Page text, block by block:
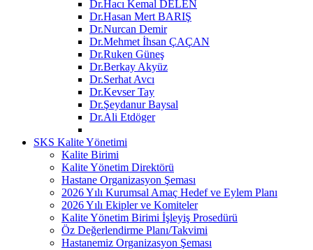
Dr.Hacı Kemal DELEN
Dr.Hasan Mert BARIŞ
Dr.Nurcan Demir
Dr.Mehmet İhsan ÇAÇAN
Dr.Ruken Güneş
Dr.Berkay Akyüz
Dr.Serhat Avcı
Dr.Kevser Tay
Dr.Şeydanur Baysal
Dr.Ali Etdöger
SKS Kalite Yönetimi
Kalite Birimi
Kalite Yönetim Direktörü
Hastane Organizasyon Şeması
2026 Yılı Kurumsal Amaç Hedef ve Eylem Planı
2026 Yılı Ekipler ve Komiteler
Kalite Yönetim Birimi İşleyiş Prosedürü
Öz Değerlendirme Planı/Takvimi
Hastanemiz Organizasyon Şeması